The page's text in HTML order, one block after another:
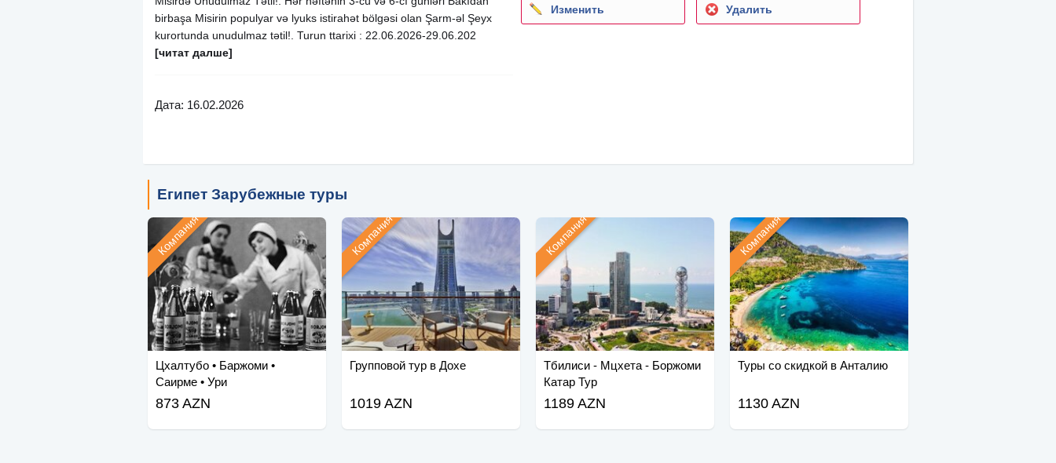
birbaşa Misirin populyar və lyuks istirahət bölgəsi olan Şarm-əl Şeyx
kurortunda unudulmaz tətil!. Turun ttarixi : 22.06.2026-29.06.202
[читат далше]
Дата: 16.02.2026
Изменить Удалить
Египет Зарубежные туры
Цхалтубо • Баржоми •
Саирме • Ури
Компания
873 AZN
Групповой тур в Дохе
Компания
1019 AZN
Тбилиси - Мцхета - Боржоми
Катар Тур
Компания
1189 AZN
Туры со скидкой в Анталию
Компания
1130 AZN